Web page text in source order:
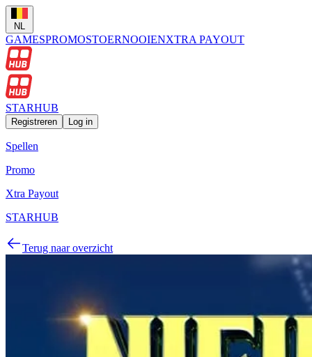
NL
GAMESPROMOSTOERNOOIENXTRA PAYOUT
STARHUB
Registreren Log in
Spellen
Promo
Xtra Payout
STARHUB
Terug naar overzicht